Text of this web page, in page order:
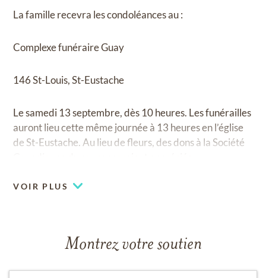
La famille recevra les condoléances au :
Complexe funéraire Guay
146 St-Louis, St-Eustache
Le samedi 13 septembre, dès 10 heures. Les funérailles
auront lieu cette même journée à 13 heures en l’église
de St-Eustache. Au lieu de fleurs, des dons à la Société
VOIR PLUS
Montrez votre soutien